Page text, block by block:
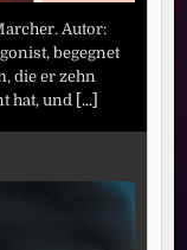
Autor:
begegnet
die er zehn
hat, und [...]